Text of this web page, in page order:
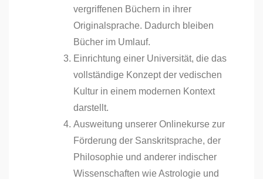
vergriffenen Büchern in ihrer
Originalsprache. Dadurch bleiben
Bücher im Umlauf.
Einrichtung einer Universität, die das
vollständige Konzept der vedischen
Kultur in einem modernen Kontext
darstellt.
Ausweitung unserer Onlinekurse zur
Förderung der Sanskritsprache, der
Philosophie und anderer indischer
Wissenschaften wie Astrologie und